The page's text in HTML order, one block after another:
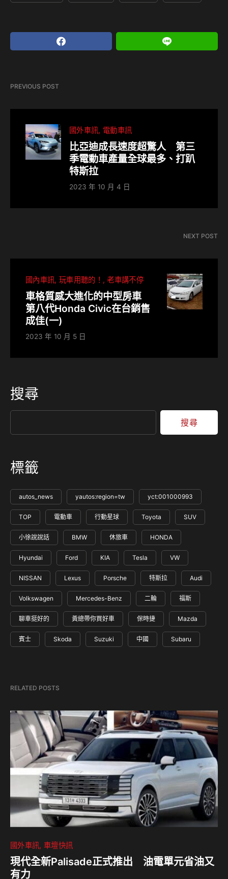
PREVIOUS POST
國外車訊 電動車訊
比亞迪成長速度超驚人 第三
季電動車產量全球最多、打趴
特斯拉
2023 年 10 月 4 日
NEXT POST
國內車訊 玩車用聽的！ 老車講不停
車格質感大進化的中型房車
第八代Honda Civic在台銷售
成佳(一)
2023 年 10 月 5 日
搜尋
搜尋
標籤
autos_news yautos:region=tw yct:001000993
TOP 電動車 行動星球 Toyota SUV
小徐說說話 BMW 休旅車 HONDA
Hyundai Ford KIA Tesla VW
NISSAN Lexus Porsche 特斯拉 Audi
Volkswagen Mercedes-Benz 二輪 福斯
聊車挺好的 黃總帶你買好車 保時捷 Mazda
賓士 Skoda Suzuki 中國 Subaru
RELATED POSTS
國外車訊 車壇快訊
現代全新Palisade正式推出 油電單元省油又
有力